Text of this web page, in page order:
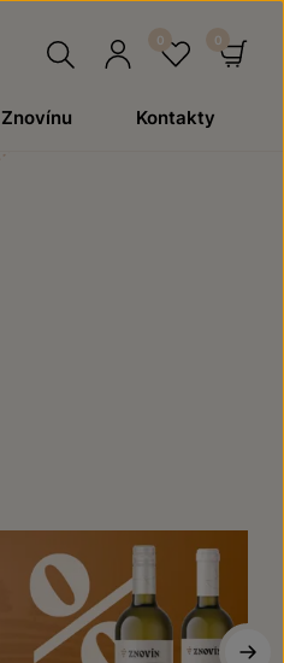
Kontakty